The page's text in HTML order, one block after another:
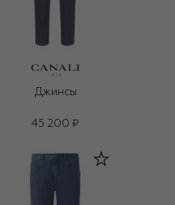
Джинсы
45 200 ₽